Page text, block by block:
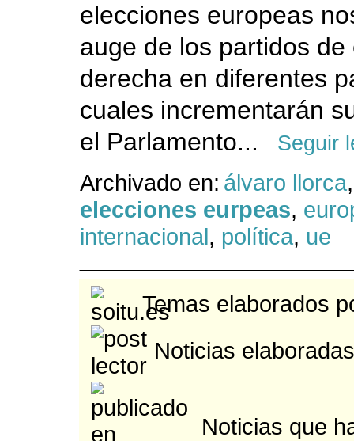
elecciones europeas
auge de los partidos de
derecha en diferentes
cuales incrementarán
el Parlamento...
Seguir
Archivado en: álvaro llorca,
elecciones eurpeas,
internacional, política, ue
Temas elaborados
Noticias
Noticias que